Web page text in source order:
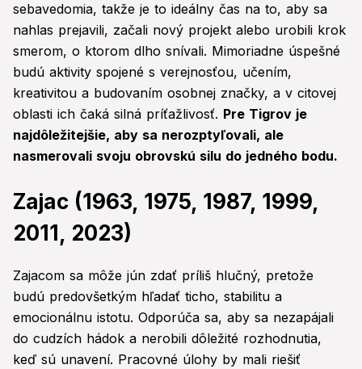
sebavedomia, takže je to ideálny čas na to, aby sa
nahlas prejavili, začali nový projekt alebo urobili krok
smerom, o ktorom dlho snívali. Mimoriadne úspešné
budú aktivity spojené s verejnosťou, učením,
kreativitou a budovaním osobnej značky, a v citovej
oblasti ich čaká silná príťažlivosť. Pre Tigrov je
najdôležitejšie, aby sa nerozptyľovali, ale
nasmerovali svoju obrovskú silu do jedného bodu.
Zajac (1963, 1975, 1987, 1999,
2011, 2023)
Zajacom sa môže jún zdať príliš hlučný, pretože
budú predovšetkým hľadať ticho, stabilitu a
emocionálnu istotu. Odporúča sa, aby sa nezapájali
do cudzích hádok a nerobili dôležité rozhodnutia,
keď sú unavení. Pracovné úlohy by mali riešiť